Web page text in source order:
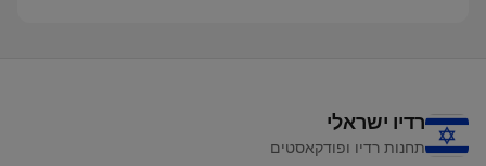
רדיו ישראלי
תחנות רדיו ופודקאסטים